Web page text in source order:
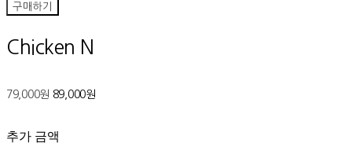
구매하기
Chicken N
79,000원 89,000원
추가 금액